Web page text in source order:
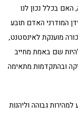
בכלל נכון לנו
המודרני האדם תובע
מוענקת לאינסטנט,
שם באמת מחייב
ובהתקדמות מתאימה
גבוהה וליהנות